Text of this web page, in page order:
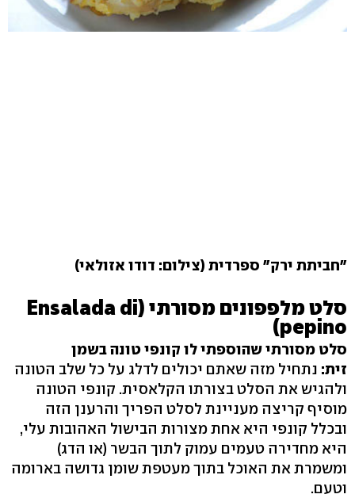
"חביתת ירק" ספרדית (צילום: דודו אזולאי)
סלט מלפפונים מסורתי (Ensalada di
pepino)
סלט מסורתי שהוספתי לו קונפי טונה בשמן
זית: נתחיל מזה שאתם יכולים לדלג על כל שלב הטונה
ולהגיש את הסלט בצורתו הקלאסית. קונפי הטונה
מוסיף קריצה מעניינת לסלט הפריך והרענן הזה
ובכלל קונפי היא אחת מצורות הבישול האהובות עלי,
היא מחדירה טעמים עמוק לתוך הבשר (או הדג)
ומשמרת את האוכל בתוך מעטפת שומן גדושה בארומה
וטעם.